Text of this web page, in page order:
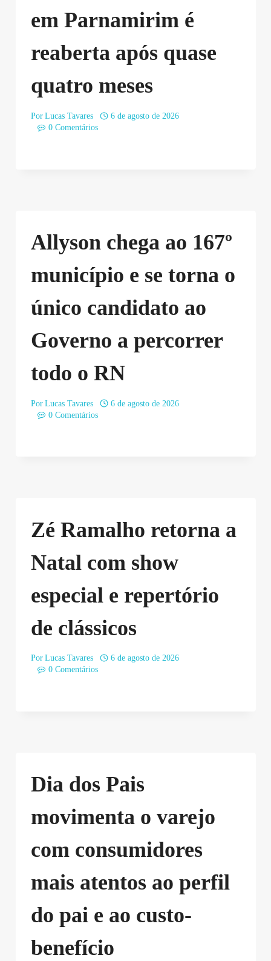
em Parnamirim é
reaberta após quase
quatro meses
Por Lucas Tavares
6 de agosto de 2026
0 Comentários
Allyson chega ao 167º
município e se torna o
único candidato ao
Governo a percorrer
todo o RN
Por Lucas Tavares
6 de agosto de 2026
0 Comentários
Zé Ramalho retorna a
Natal com show
especial e repertório
de clássicos
Por Lucas Tavares
6 de agosto de 2026
0 Comentários
Dia dos Pais
movimenta o varejo
com consumidores
mais atentos ao perfil
do pai e ao custo-
benefício